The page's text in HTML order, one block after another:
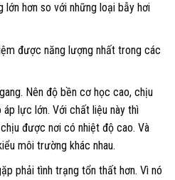
hơn so với những loại bẫy hơi
được năng lượng nhất trong các
Nên độ bền cơ học cao, chịu
lực lớn. Với chất liệu này thì
được nơi có nhiệt độ cao. Và
môi trường khác nhau.
phải tình trạng tổn thất hơn. Vì nó